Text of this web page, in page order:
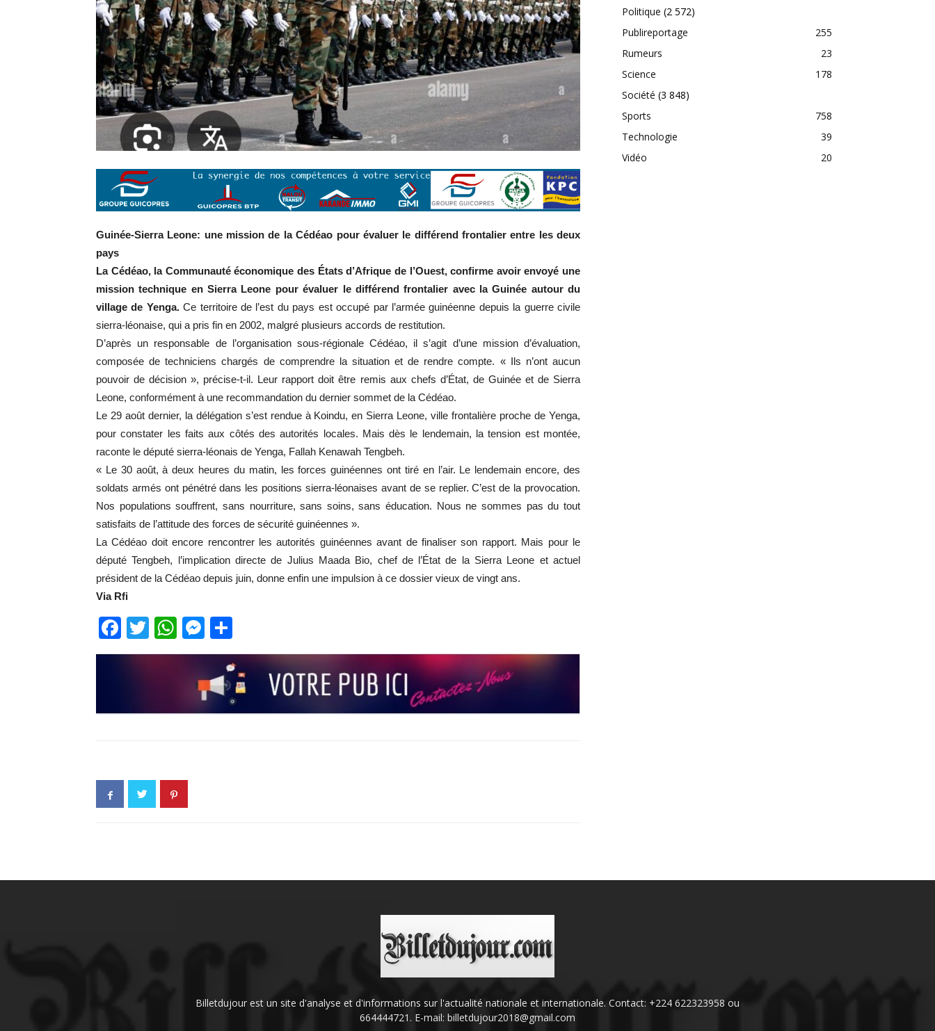
Guinée-Sierra Leone: une mission de la Cédéao pour évaluer le différend frontalier entre les deux
pays
La Cédéao, la Communauté économique des États d’Afrique de l’Ouest, confirme avoir envoyé une
mission technique en Sierra Leone pour évaluer le différend frontalier avec la Guinée autour du
village de Yenga.Ce territoire de l’est du pays est occupé par l’armée guinéenne depuis la guerre civile
sierra-léonaise, qui a pris fin en 2002, malgré plusieurs accords de restitution.
D’après un responsable de l’organisation sous-régionale Cédéao, il s’agit d’une mission d’évaluation,
composée de techniciens chargés de comprendre la situation et de rendre compte. « Ils n’ont aucun
pouvoir de décision », précise-t-il. Leur rapport doit être remis aux chefs d’État, de Guinée et de Sierra
Leone, conformément à une recommandation du dernier sommet de la Cédéao.
Le 29 août dernier, la délégation s’est rendue à Koindu, en Sierra Leone, ville frontalière proche de Yenga,
pour constater les faits aux côtés des autorités locales. Mais dès le lendemain, la tension est montée,
raconte le député sierra-léonais de Yenga, Fallah Kenawah Tengbeh.
« Le 30 août, à deux heures du matin, les forces guinéennes ont tiré en l’air. Le lendemain encore, des
soldats armés ont pénétré dans les positions sierra-léonaises avant de se replier. C’est de la provocation.
Nos populations souffrent, sans nourriture, sans soins, sans éducation. Nous ne sommes pas du tout
satisfaits de l’attitude des forces de sécurité guinéennes ».
La Cédéao doit encore rencontrer les autorités guinéennes avant de finaliser son rapport. Mais pour le
député Tengbeh, l’implication directe de Julius Maada Bio, chef de l’État de la Sierra Leone et actuel
président de la Cédéao depuis juin, donne enfin une impulsion à ce dossier vieux de vingt ans.
Via Rfi
Facebook
TwitterWhatsApp
Messenger
Politique (2 572)
Publireportage
255
Rumeurs
23
Science
178
Société (3 848)
Sports
758
Technologie
39
Vidéo
20
Billetdujour est un site d'analyse et d'informations sur l'actualité nationale et internationale. Contact: +224 622323958 ou
664444721. E-mail: billetdujour2018@gmail.com